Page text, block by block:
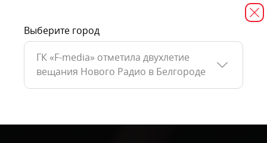
Выберите город
ГК «F-media» отметила двухлетие
вещания Нового Радио в Белгороде